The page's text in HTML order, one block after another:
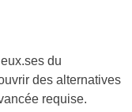
du
des alternatives
requise.